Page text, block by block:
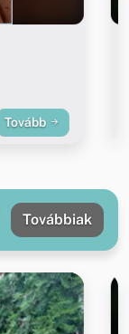
Tovább
Továbbiak